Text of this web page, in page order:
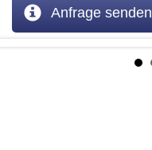
Anfrage senden